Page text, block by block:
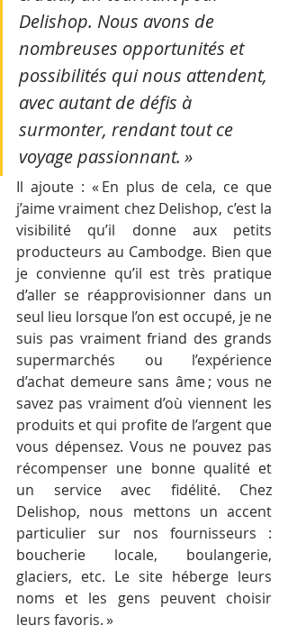
Delishop. Nous avons de
nombreuses opportunités et
possibilités qui nous attendent,
avec autant de défis à
surmonter, rendant tout ce
voyage passionnant. »
Il ajoute : « En plus de cela, ce que
j’aime vraiment chez Delishop, c’est la
visibilité qu’il donne aux petits
producteurs au Cambodge. Bien que
je convienne qu’il est très pratique
d’aller se réapprovisionner dans un
seul lieu lorsque l’on est occupé, je ne
suis pas vraiment friand des grands
supermarchés ou l’expérience
d’achat demeure sans âme ; vous ne
savez pas vraiment d’où viennent les
produits et qui profite de l’argent que
vous dépensez. Vous ne pouvez pas
récompenser une bonne qualité et
un service avec fidélité. Chez
Delishop, nous mettons un accent
particulier sur nos fournisseurs :
boucherie locale, boulangerie,
glaciers, etc. Le site héberge leurs
noms et les gens peuvent choisir
leurs favoris. »